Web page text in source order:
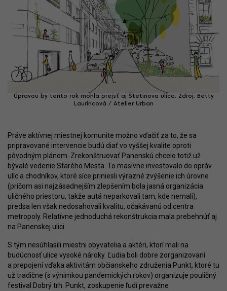
Úpravou by tento rok mohla prejsť aj Štetinova ulica. Zdroj: Betty
Laurincová / Atelier Urban
Práve aktívnej miestnej komunite možno vďačiť za to, že sa
pripravované intervencie budú diať vo vyššej kvalite oproti
pôvodným plánom. Zrekonštruovať Panenskú chcelo totiž už
bývalé vedenie Starého Mesta. To masívne investovalo do opráv
ulíc a chodníkov, ktoré síce priniesli výrazné zvýšenie ich úrovne
(pričom asi najzásadnejším zlepšením bola jasná organizácia
uličného priestoru, takže autá neparkovali tam, kde nemali),
predsa len však nedosahovali kvalitu, očakávanú od centra
metropoly. Relatívne jednoduchá rekonštrukcia mala prebehnúť aj
na Panenskej ulici.
S tým nesúhlasili miestni obyvatelia a aktéri, ktorí mali na
budúcnosť ulice vysoké nároky. Ľudia boli dobre zorganizovaní
a prepojení vďaka aktivitám občianskeho združenia Punkt, ktoré tu
už tradične (s výnimkou pandemických rokov) organizuje pouličný
festival Dobrý trh. Punkt, zoskupenie ľudí prevažne